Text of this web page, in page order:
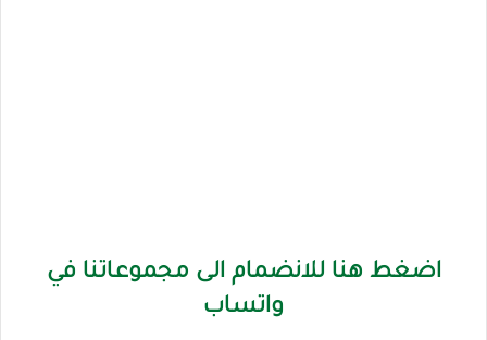
اضغط هنا للانضمام الى مجموعاتنا في
واتساب